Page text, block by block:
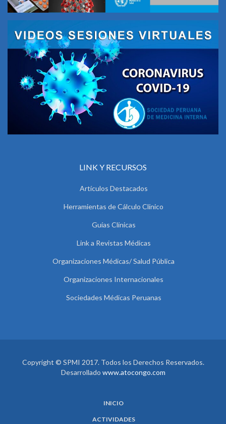
LINK Y RECURSOS
Artículos Destacados
Herramientas de Cálculo Clínico
Guías Clínicas
Link a Revistas Médicas
Organizaciones Médicas/ Salud Pública
Organizaciones Internacionales
Sociedades Médicas Peruanas
Copyright © SPMI 2017. Todos los Derechos Reservados.
Desarrollado www.atocongo.com
INICIO
ACTIVIDADES